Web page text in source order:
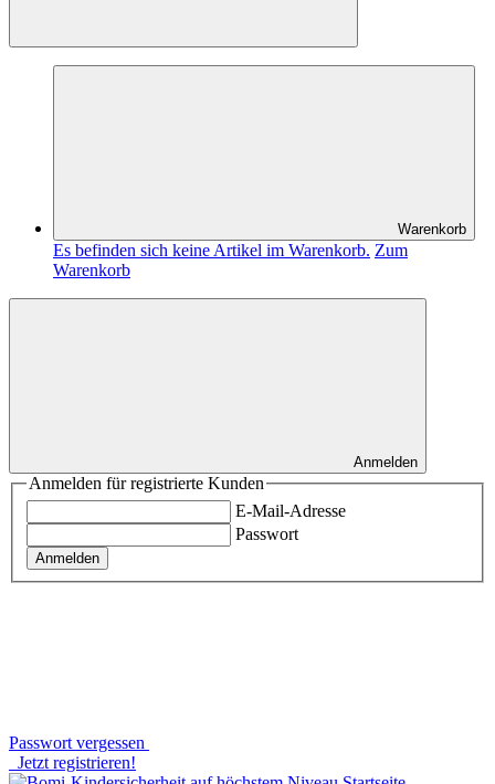
Warenkorb
Es befinden sich keine Artikel im Warenkorb. Zum
Warenkorb
Anmelden
Anmelden für registrierte Kunden
E-Mail-Adresse
Passwort
Anmelden
Passwort vergessen
Jetzt registrieren!